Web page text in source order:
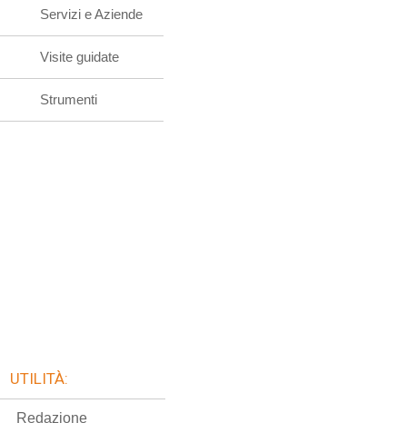
Servizi e Aziende
Visite guidate
Strumenti
UTILITÀ:
Redazione